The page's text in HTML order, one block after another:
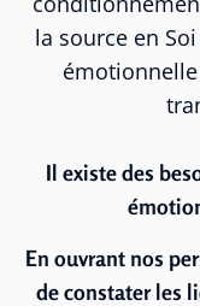
la source en
Il existe des
En ouvrant nos
de constater les